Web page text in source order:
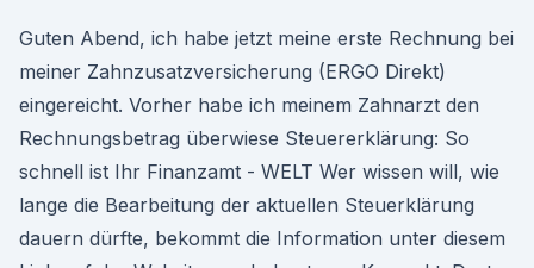
Guten Abend, ich habe jetzt meine erste Rechnung bei
meiner Zahnzusatzversicherung (ERGO Direkt)
eingereicht. Vorher habe ich meinem Zahnarzt den
Rechnungsbetrag überwiese Steuererklärung: So
schnell ist Ihr Finanzamt - WELT Wer wissen will, wie
lange die Bearbeitung der aktuellen Steuerklärung
dauern dürfte, bekommt die Information unter diesem